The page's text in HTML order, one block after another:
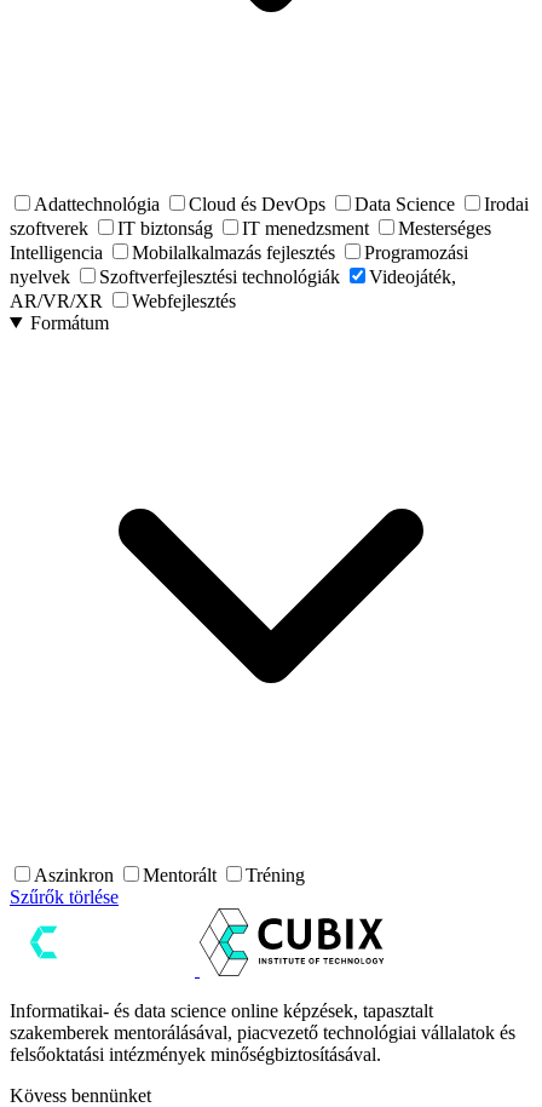
Adattechnológia Cloud és DevOps Data Science
Irodai
szoftverek
IT biztonság IT menedzsment
Mesterséges
Intelligencia
Mobilalkalmazás fejlesztés
Programozási
nyelvek
Szoftverfejlesztési technológiák
Videojáték,
AR/VR/XR
Webfejlesztés
Formátum
Aszinkron Mentorált
Tréning
Szűrők törlése
Informatikai- és data science online képzések, tapasztalt
szakemberek mentorálásával, piacvezető technológiai vállalatok és
felsőoktatási intézmények minőségbiztosításával.
Kövess bennünket